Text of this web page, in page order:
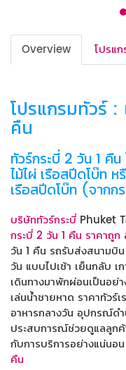
Overview โปรแ
โปรแกรมทัวร์ :
คืน
ทัวร์กระบี่ 2 วัน 1 คืน
ไม้ไผ่ เรือสปีดโบ๊ท ห
เรือสปีดโบ๊ท (จากก
บริษัททัวร์กระบี่ Phuket
กระบี่ 2 วัน 1 คืน ราคาถูก
วัน 1 คืน รถรับส่งสนามบิ
วัน แบบไปเช้า เย็นกลับ เ
เดินทางมาพักผ่อนเป็นอย่
เล่นน้ำชายหาด ราคาทัวร์
อาหารกลางวัน อุปกรณ์ด
ประสบการณ์ช่วยดูแลลูกค้
กับการบริการอย่างแน่นอ
คืน